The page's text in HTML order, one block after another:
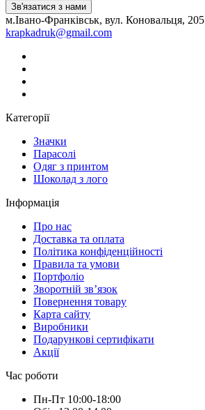
Зв'язатися з нами
м.Івано-Франківськ, вул. Коновальця, 205
krapkadruk@gmail.com
Категорії
Значки
Парасолі
Одяг з принтом
Шоколад з лого
Інформація
Про нас
Доставка та оплата
Політика конфіденційності
Правила та умови
Портфоліо
Зворотній зв’язок
Повернення товару
Карта сайту
Виробники
Подарункові сертифікати
Акції
Час роботи
Пн-Пт 10:00-18:00